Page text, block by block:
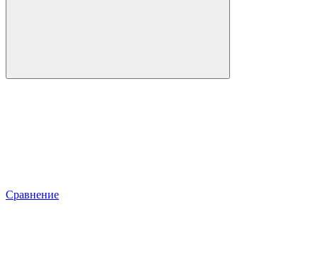
Сравнение